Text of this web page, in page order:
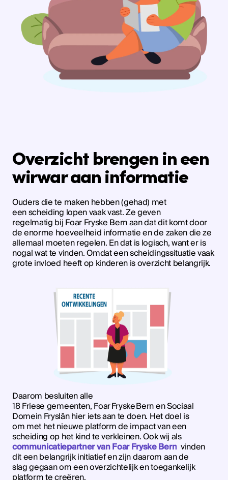
Overzicht brengen in een
wirwar aan informatie
Ouders die te maken hebben (gehad) met
een scheiding lopen vaak vast. Ze geven
regelmatig bij Foar Fryske Bern aan dat dit komt door
de enorme hoeveelheid informatie en de zaken die ze
allemaal moeten regelen. En dat is logisch, want er is
nogal wat te vinden. Omdat een scheidingssituatie vaak
grote invloed heeft op kinderen is overzicht belangrijk.
Daarom besluiten alle
18 Friese gemeenten, Foar Fryske Bern en Sociaal
Domein Fryslân hier iets aan te doen. Het doel is
om met het nieuwe platform de impact van een
scheiding op het kind te verkleinen. Ook wij als
communicatiepartner van Foar Fryske Bern vinden
dit een belangrijk initiatief en zijn daarom aan de
slag gegaan om een overzichtelijk en toegankelijk